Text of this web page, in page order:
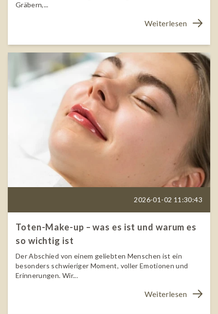
Gräbern,...
Weiterlesen
2026-01-02 11:30:43
Toten-Make-up – was es ist und warum es
so wichtig ist
Der Abschied von einem geliebten Menschen ist ein
besonders schwieriger Moment, voller Emotionen und
Erinnerungen. Wir...
Weiterlesen